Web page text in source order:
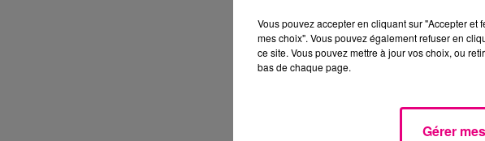
Vous pouvez accepter en cliquant sur "Accepter
mes choix". Vous pouvez également refuser en
ce site. Vous pouvez mettre à jour vos choix, ou
bas de chaque page.
Gérer